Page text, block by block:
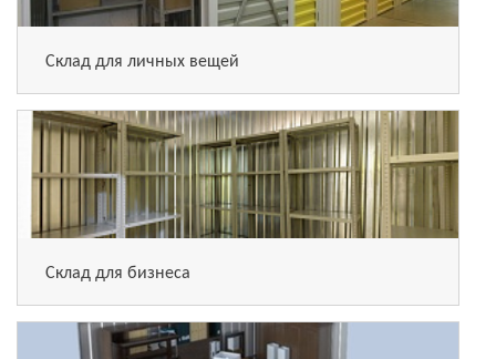
Склад для личных вещей
Склад для бизнеса